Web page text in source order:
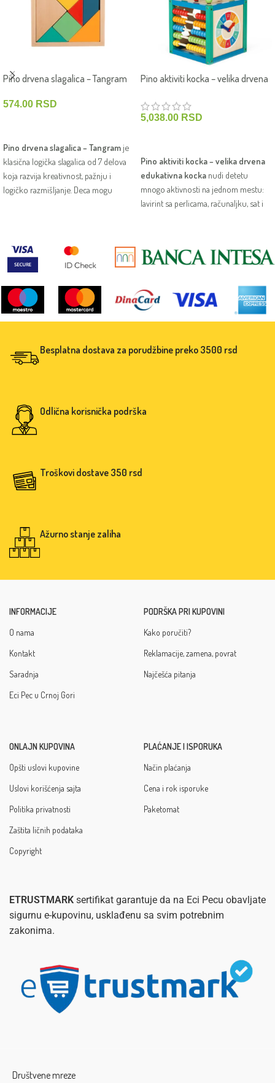
Pino drvena slagalica – Tangram
574.00 RSD
Pino drvena slagalica – Tangram je
klasična logička slagalica od 7 delova
koja razvija kreativnost, pažnju i
logičko razmišljanje. Deca mogu
Pino aktiviti kocka – velika drvena
5,038.00 RSD
Pino aktiviti kocka – velika drvena
edukativna kocka nudi detetu
mnogo aktivnosti na jednom mestu:
lavirint sa perlicama, računaljku, sat i
brojevima i vremenu. Stabilna je,
Besplatna dostava za porudžbine preko 3500 rsd
Odlična korisnička podrška
Troškovi dostave 350 rsd
Ažurno stanje zaliha
INFORMACIJE
O nama
Kontakt
Saradnja
Eci Pec u Crnoj Gori
PODRŠKA PRI KUPOVINI
Kako poručiti?
Reklamacije, zamena, povrat
Najčešća pitanja
ONLAJN KUPOVINA
Opšti uslovi kupovine
Uslovi korišćenja sajta
Politika privatnosti
Zaštita ličnih podataka
Copyright
PLAĆANJE I ISPORUKA
Način plaćanja
Cena i rok isporuke
Paketomat
ETRUSTMARK sertifikat garantuje da na Eci Pecu obavljate
sigurnu e-kupovinu, usklađenu sa svim potrebnim
zakonima.
Društvene mreze